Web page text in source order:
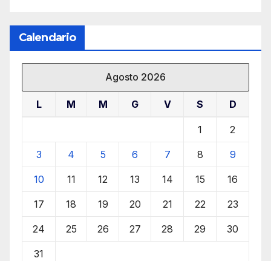
Calendario
Agosto 2026
L M M G V S D
1 2
3 4 5 6 7 8 9
10 11 12 13 14 15 16
17 18 19 20 21 22 23
24 25 26 27 28 29 30
31